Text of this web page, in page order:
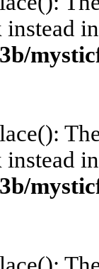
in
in